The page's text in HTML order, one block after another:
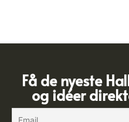
Få de nyeste
og idéer